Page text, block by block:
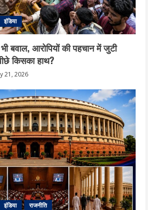
इंडिया
बवाल, आरोपियों की पहचान में जुटी
किसका हाथ?
21, 2026
इंडिया राजनीति